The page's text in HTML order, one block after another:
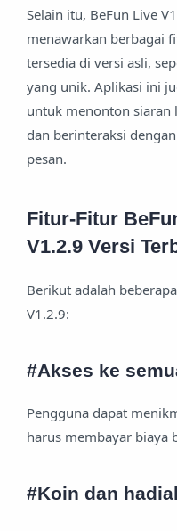
Selain itu, BeFun Live
menawarkan berbagai
tersedia di versi asli,
yang unik. Aplikasi ini
untuk menonton siaran
dan berinteraksi
pesan.
Fitur-Fitur
V1.2.9 Versi
Berikut adalah
V1.2.9:
#Akses ke
Pengguna dapat
harus membayar biaya
#Koin dan